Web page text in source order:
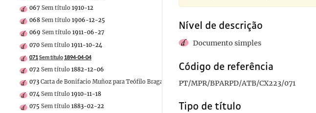
067 Sem título 1910-12
068 Sem título 1906-12-25
069 Sem título 1911-06-27
070 Sem título 1911-10-24
071 Sem título 1894-04-04
072 Sem título 1882-12-06
073 Carta de Bonifacio Muñoz para Teófilo Braga
074 Sem título 1910-11-18
075 Sem título 1883-02-22
Nível de descrição
Documento simples
Código de referência
PT/MPR/BPARPD/ATB/CX223/071
Tipo de título